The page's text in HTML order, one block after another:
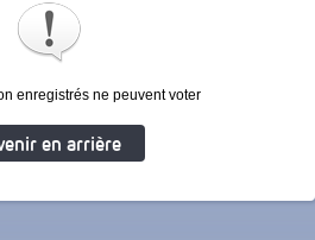
enregistrés ne peuvent voter
en arrière